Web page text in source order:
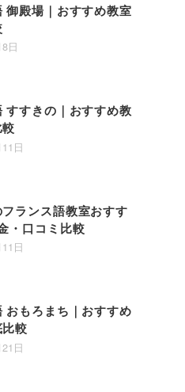
御殿場｜おすすめ教室
日
すすきの｜おすすめ教
日
ランス語教室おすす
・口コミ比較
日
おもろまち｜おすすめ
較
日